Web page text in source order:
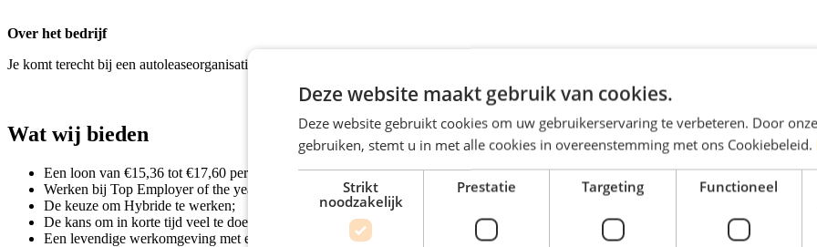
Over het bedrijf
Je komt terecht bij een autoleaseorganisatie die duurzaamheid en mobiliteit erg belangrijk vindt. Met jouw verbeteringen in het werkproces
Wat wij bieden
Een loon van €15,36 tot €17,60 per uur, o.b.v. fulltime;
Werken bij Top Employer of the year;
De keuze om Hybride te werken;
De kans om in korte tijd veel te doen;
Een levendige werkomgeving met een brede klantenkring.
Deze website maakt gebruik van cookies.
Deze website gebruikt cookies om uw gebruikerservaring te verbeteren. Door
gebruiken, stemt u in met alle cookies in overeenstemming met ons Cookiebeleid.
Strikt
noodzakelijk
Prestatie Targeting Functioneel